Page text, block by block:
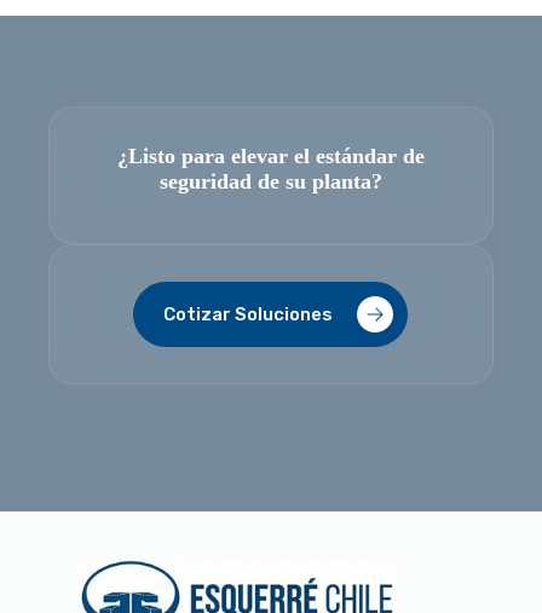
¿Listo para elevar el estándar de
seguridad de su planta?
Cotizar Soluciones